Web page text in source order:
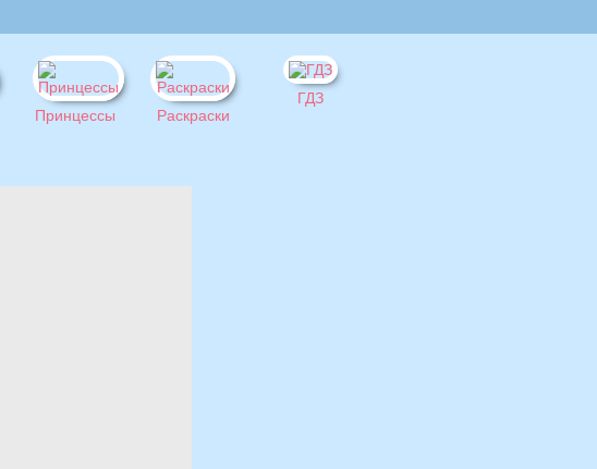
Принцессы Раскраски
ГДЗ